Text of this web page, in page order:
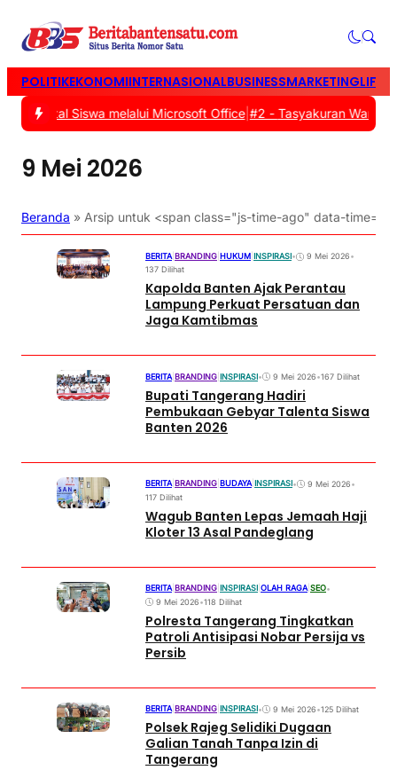
POLITIKEKONOMIINTERNASIONALBUSINESSMARKETING
Digital Siswa melalui Microsoft Office|#2 - Tasyakuran Warga
9 Mei 2026
Beranda » Arsip untuk <span class="js-time-ago" data-
BERITA BRANDING HUKUM INSPIRASI• 9 Mei 2026•
137 Dilihat
Kapolda Banten Ajak Perantau
Lampung Perkuat Persatuan dan
Jaga Kamtibmas
BERITA BRANDING INSPIRASI• 9 Mei 2026•167 Dilihat
Bupati Tangerang Hadiri
Pembukaan Gebyar Talenta Siswa
Banten 2026
BERITA| BRANDING BUDAYA| INSPIRASI • 9 Mei 2026•
117 Dilihat
Wagub Banten Lepas Jemaah Haji
Kloter 13 Asal Pandeglang
BERITA|BRANDING INSPIRASI OLAH RAGA|SEO•
9 Mei 2026•118 Dilihat
Polresta Tangerang Tingkatkan
Patroli Antisipasi Nobar Persija vs
Persib
BERITA BRANDING INSPIRASI• 9 Mei 2026•125 Dilihat
Polsek Rajeg Selidiki Dugaan
Galian Tanah Tanpa Izin di
Tangerang